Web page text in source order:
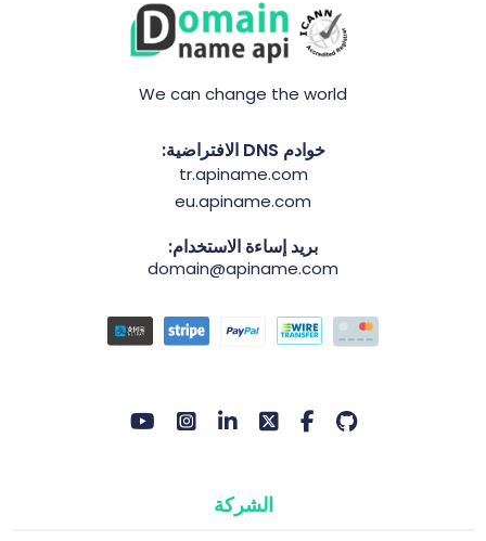
We can change the world
خوادم DNS الافتراضية:
tr.apiname.com
eu.apiname.com
بريد إساءة الاستخدام:
domain@apiname.com
الشركة